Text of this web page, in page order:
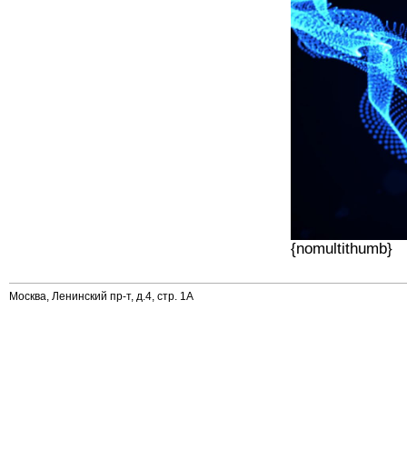
{nomultithumb}
Москва, Ленинский пр-т, д.4, стр. 1А